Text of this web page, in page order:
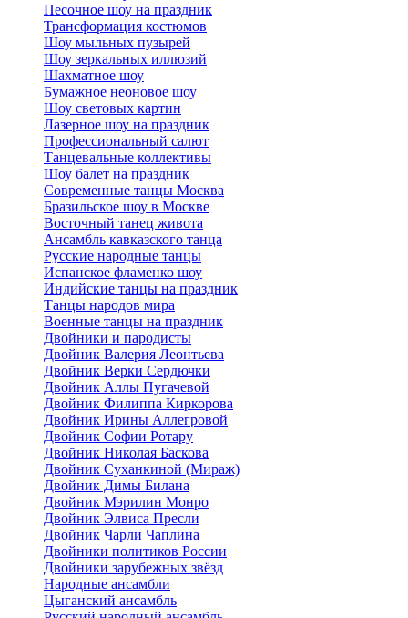
Песочное шоу на праздник
Трансформация костюмов
Шоу мыльных пузырей
Шоу зеркальных иллюзий
Шахматное шоу
Бумажное неоновое шоу
Шоу световых картин
Лазерное шоу на праздник
Профессиональный салют
Танцевальные коллективы
Шоу балет на праздник
Современные танцы Москва
Бразильское шоу в Москве
Восточный танец живота
Ансамбль кавказского танца
Русские народные танцы
Испанское фламенко шоу
Индийские танцы на праздник
Танцы народов мира
Военные танцы на праздник
Двойники и пародисты
Двойник Валерия Леонтьева
Двойник Верки Сердючки
Двойник Аллы Пугачевой
Двойник Филиппа Киркорова
Двойник Ирины Аллегровой
Двойник Софии Ротару
Двойник Николая Баскова
Двойник Суханкиной (Мираж)
Двойник Димы Билана
Двойник Мэрилин Монро
Двойник Элвиса Пресли
Двойник Чарли Чаплина
Двойники политиков России
Двойники зарубежных звёзд
Народные ансамбли
Цыганский ансамбль